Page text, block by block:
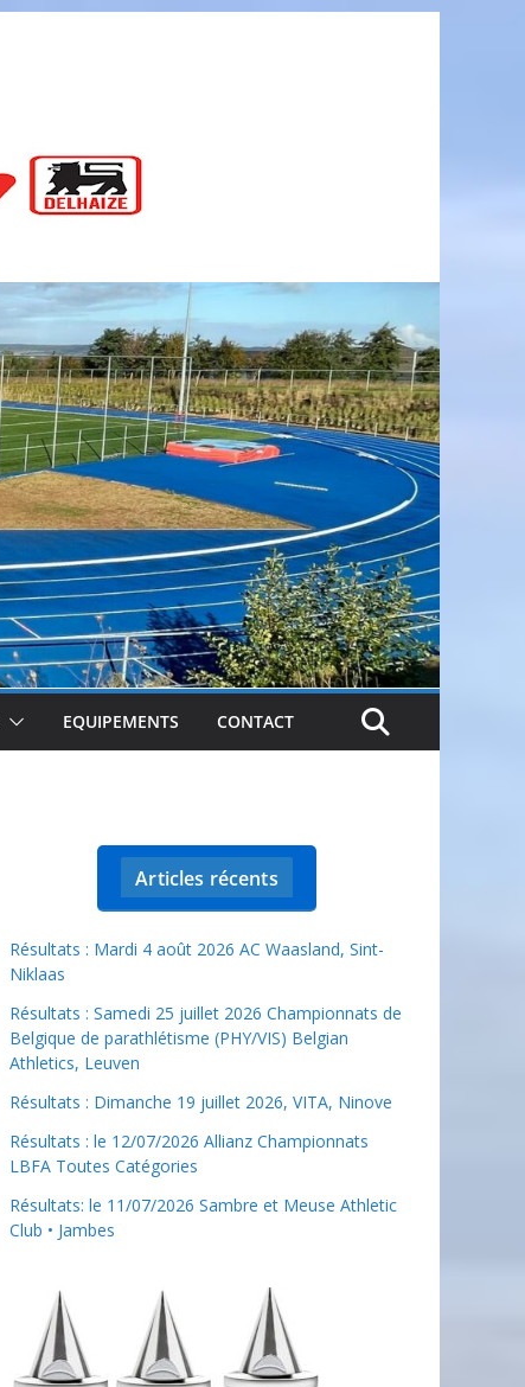
EQUIPEMENTS CONTACT
Articles récents
Résultats : Mardi 4 août 2026 AC Waasland, Sint-
Niklaas
Résultats : Samedi 25 juillet 2026 Championnats de
Belgique de parathlétisme (PHY/VIS) Belgian
Athletics, Leuven
Résultats : Dimanche 19 juillet 2026, VITA, Ninove
Résultats : le 12/07/2026 Allianz Championnats
LBFA Toutes Catégories
Résultats: le 11/07/2026 Sambre et Meuse Athletic
Club • Jambes